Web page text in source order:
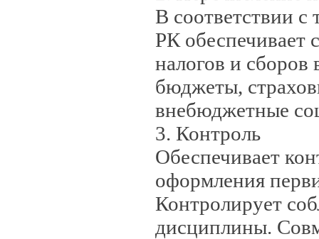
В соответствии с
РК обеспечивает
налогов и
бюджеты,
внебюджетные
3. Контроль
Обеспечивает
оформления
Контролирует
дисциплины.